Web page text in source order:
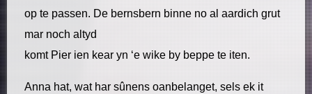
op te passen. De bernsbern binne no al aardich grut
mar noch altyd
komt Pier ien kear yn ‘e wike by beppe te iten.
Anna hat, wat har sûnens oanbelanget, sels ek it